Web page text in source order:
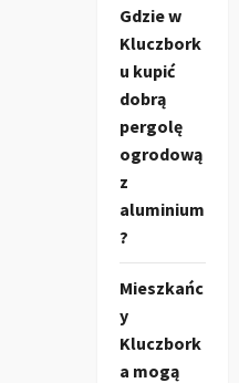
Gdzie w
Kluczbork
u kupić
dobrą
pergolę
ogrodową
z
aluminium
?
Mieszkańc
y
Kluczbork
a mogą